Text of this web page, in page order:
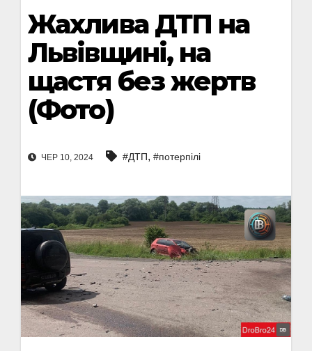
Жахлива ДТП на
Львівщині, на
щастя без жертв
(Фото)
ЧЕР 10, 2024 #ДТП, #потерпілі